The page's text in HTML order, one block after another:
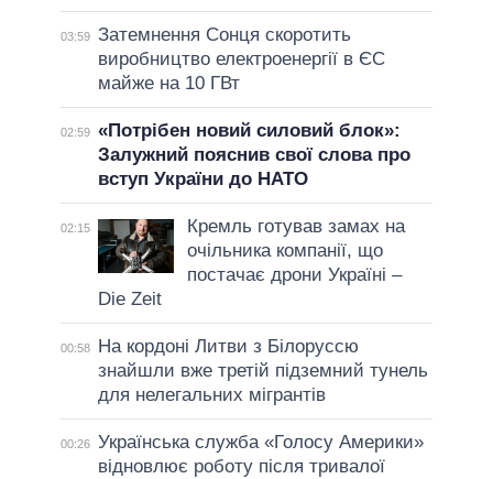
03:59 Затемнення Сонця скоротить
виробництво електроенергії в ЄС
майже на 10 ГВт
02:59 «Потрібен новий силовий блок»:
Залужний пояснив свої слова про
вступ України до НАТО
02:15
Кремль готував замах на
очільника компанії, що
постачає дрони Україні –
Die Zeit
00:58
На кордоні Литви з Білоруссю
знайшли вже третій підземний тунель
для нелегальних мігрантів
00:26 Українська служба «Голосу Америки»
відновлює роботу після тривалої